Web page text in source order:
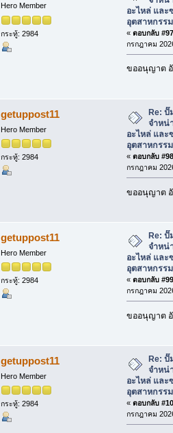
Hero Member
กระทู้: 2984
อะไหล่ และ
อุตสาหกรร
« ตอบกลับ
กรกฎาคม
ขออนุญาต
getuppost11
Hero Member
กระทู้: 2984
Re: ปั๊
จำหน่
อะไหล่ และ
อุตสาหกรร
« ตอบกลับ
กรกฎาคม
ขออนุญาต
getuppost11
Hero Member
กระทู้: 2984
Re: ปั๊
จำหน่
อะไหล่ และ
อุตสาหกรร
« ตอบกลับ
กรกฎาคม
ขออนุญาต
getuppost11
Hero Member
กระทู้: 2984
Re:
จำหน่
อะไหล่ และ
อุตสาหกรร
« ตอบกลับ
กรกฎาคม